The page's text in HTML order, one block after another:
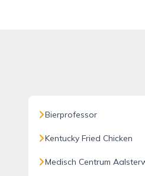
Bierprofessor
Kentucky Fried Chicken
Medisch Centrum